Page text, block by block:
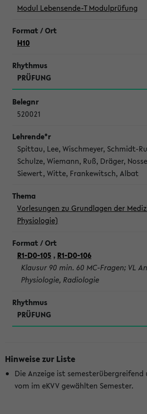
Modul Lebensende-T Modulprüfung
H10
PRÜFUNG
520021
Spittau, Lee, Wischmeyer, Schmidt-
Schulze, Wiemann, Ruß, Dräger,
Siewert, Witte, Frankewitsch, Albat
Vorlesungen zu Grundlagen der
Physiologie)
R1-D0-105 , R1-D0-106
Klausur 90 min. 60 MC-Fragen; VL
Physiologie, Radiologie
PRÜFUNG
Hinweise zur Liste
Die Anzeige ist
vom im eKVV gewählten Semester.